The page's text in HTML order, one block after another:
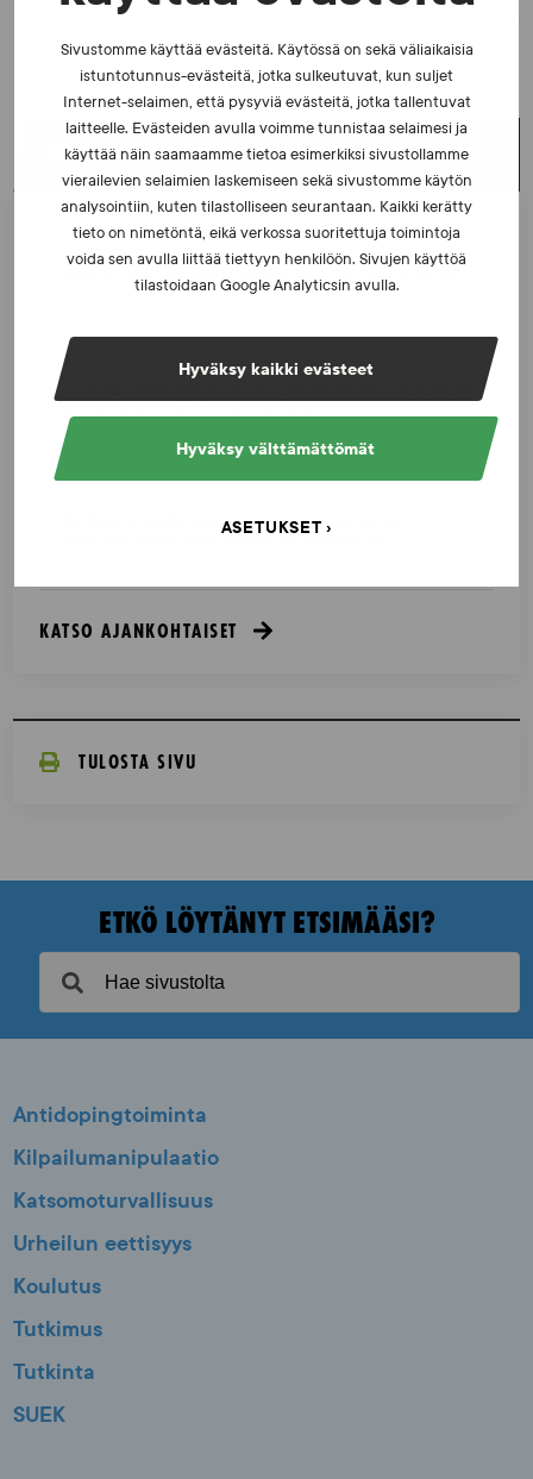
Sivustomme käyttää evästeitä. Käytössä on sekä väliaikaisia
istuntotunnus-evästeitä, jotka sulkeutuvat, kun suljet
Internet-selaimen, että pysyviä evästeitä, jotka tallentuvat
laitteelle. Evästeiden avulla voimme tunnistaa selaimesi ja
käyttää näin saamaamme tietoa esimerkiksi sivustollamme
vierailevien selaimien laskemiseen sekä sivustomme käytön
analysointiin, kuten tilastolliseen seurantaan. Kaikki kerätty
tieto on nimetöntä, eikä verkossa suoritettuja toimintoja
voida sen avulla liittää tiettyyn henkilöön. Sivujen käyttöä
tilastoidaan Google Analyticsin avulla.
Hyväksy kaikki evästeet
Hyväksy välttämättömät
ASETUKSET
UUSIMMAT UUTISET
UUTISET - 5.8.2026
Iljukov SUEKin lääketieteelliseksi asiantuntijaksi
UUTISET - 16.7.2026
Dopingrikkomuspäätösten julkistaminen: kysymyksiä
ja vastauksia EUT:n ratkaisusta
SUEKin sivuilla uusi blogisarja urheilun ja
väkivaltaisten alakulttuurien suhteesta
KATSO AJANKOHTAISET
TULOSTA SIVU
ETKÖ LÖYTÄNYT ETSIMÄÄSI?
Antidopingtoiminta
Kilpailumanipulaatio
Katsomoturvallisuus
Urheilun eettisyys
Koulutus
Tutkimus
Tutkinta
SUEK